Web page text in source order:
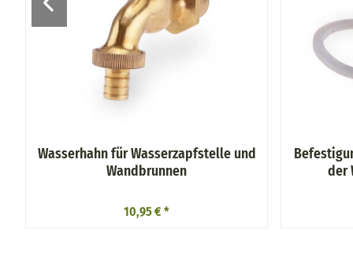
Wasserhahn für Wasserzapfstelle und
Wandbrunnen
10,95 € *
der